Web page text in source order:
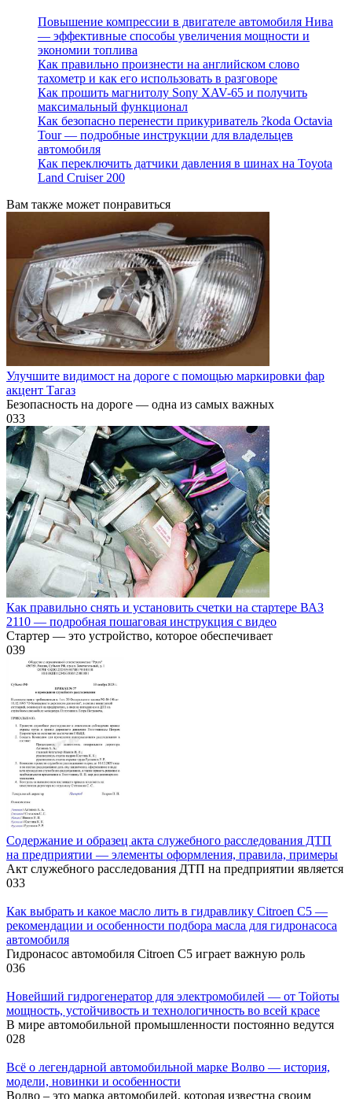
Повышение компрессии в двигателе автомобиля Нива
— эффективные способы увеличения мощности и
экономии топлива
Как правильно произнести на английском слово
тахометр и как его использовать в разговоре
Как прошить магнитолу Sony XAV-65 и получить
максимальный функционал
Как безопасно перенести прикуриватель ?koda Octavia
Tour — подробные инструкции для владельцев
автомобиля
Как переключить датчики давления в шинах на Toyota
Land Cruiser 200
Вам также может понравиться
Улучшите видимост на дороге с помощью маркировки фар
акцент Тагаз
Безопасность на дороге — одна из самых важных
033
Как правильно снять и установить счетки на стартере ВАЗ
2110 — подробная пошаговая инструкция с видео
Стартер — это устройство, которое обеспечивает
039
Содержание и образец акта служебного расследования ДТП
на предприятии — элементы оформления, правила, примеры
Акт служебного расследования ДТП на предприятии является
033
Как выбрать и какое масло лить в гидравлику Citroen C5 —
рекомендации и особенности подбора масла для гидронасоса
автомобиля
Гидронасос автомобиля Citroen C5 играет важную роль
036
Новейший гидрогенератор для электромобилей — от Тойоты
мощность, устойчивость и технологичность во всей красе
В мире автомобильной промышленности постоянно ведутся
028
Всё о легендарной автомобильной марке Волво — история,
модели, новинки и особенности
Волво – это марка автомобилей, которая известна своим